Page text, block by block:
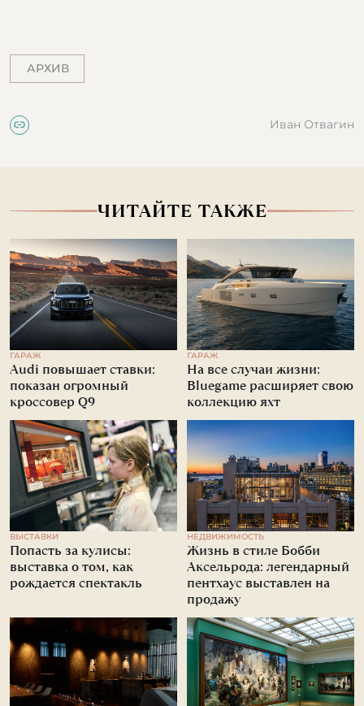
АРХИВ
Иван Отвагин
ЧИТАЙТЕ ТАКЖЕ
ГАРАЖ
Audi повышает ставки:
показан огромный
кроссовер Q9
ГАРАЖ
На все случаи жизни:
Bluegame расширяет свою
коллекцию яхт
ВЫСТАВКИ
Попасть за кулисы:
выставка о том, как
рождается спектакль
НЕДВИЖИМОСТЬ
Жизнь в стиле Бобби
Аксельрода: легендарный
пентхаус выставлен на
продажу